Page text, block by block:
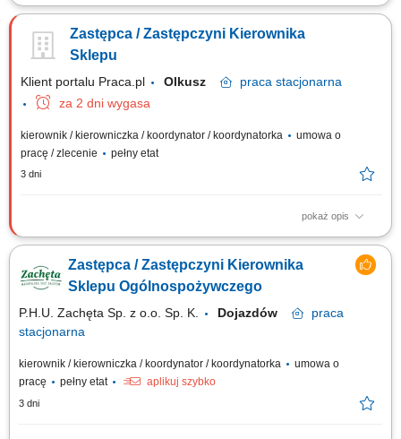
Polska Sieć Handlowa Lewiatan (sklepy Zachęta oraz Koral) poszukuje
zespołu. Jeśli lubisz kontakt z ludźmi, zależy Ci na stabilnej pracy i chcesz
współtworzyć przyjazną atmosferę w tradycyjnym, polskim sklepie –...
Zastępca / Zastępczyni Kierownika
Sklepu
Klient portalu Praca.pl Olkusz praca stacjonarna
za 2 dni wygasa
kierownik / kierowniczka / koordynator / koordynatorka
umowa o
pracę / zlecenie
pełny etat
3 dni
pokaż opis
Wsparcie Kierownika Sklepu w codziennym zarządzaniu placówką.
Planowanie pracy zespołu oraz nadzorowanie realizacji powierzonych
zadań. Dbanie o przestrzeganie standardów sieci, organizację pracy i
estetykę sklepu. Współudział w realizacji celów sprzedażowych oraz
Zastępca / Zastępczyni Kierownika
Sklepu Ogólnospożywczego
P.H.U. Zachęta Sp. z o.o. Sp. K. Dojazdów
praca
stacjonarna
kierownik / kierowniczka / koordynator / koordynatorka
umowa o
pracę
pełny etat aplikuj szybko
3 dni